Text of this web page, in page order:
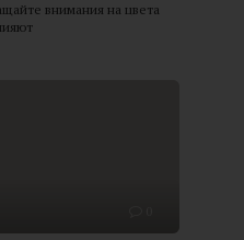
внимания на цвета